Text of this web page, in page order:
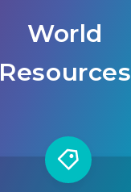
World
Resources